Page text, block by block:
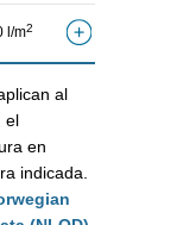
l/m2
al
el
en
indicada.